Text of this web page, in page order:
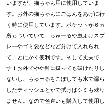
いますが、猫ちゃん用に使用していま
す。お外の猫ちゃんにごはんをあげに行
く時に使用しています。ポケットが６ヵ
所もついていて、ちゅーるや虫よけスプ
レーやゴミ袋などなど分けて入れられ
て、とにかく便利です。そして丈夫で
す！お外でやや雑に扱っても破けたりし
ないし、ちゅーるをこぼしても水で濡ら
したティッシュとかで拭けばシミも残り
ません。なので色違いも購入して使用し